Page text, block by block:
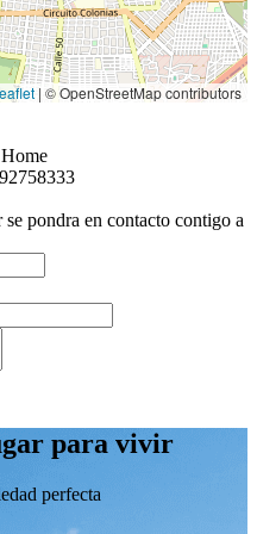
| © OpenStreetMap contributors
pondra en contacto contigo a
para vivir
perfecta